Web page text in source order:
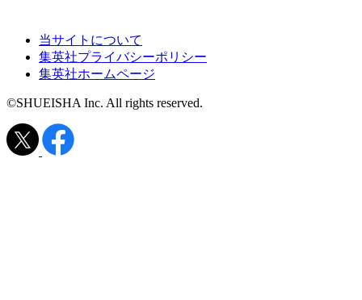
当サイトについて
集英社プライバシーポリシー
集英社ホームページ
©SHUEISHA Inc. All rights reserved.